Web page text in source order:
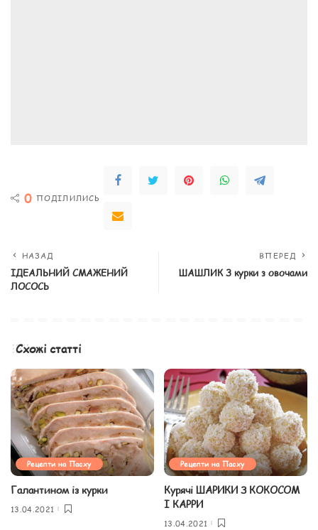
0 ПОДІЛИЛИСЬ
НАЗАД
ІДЕАЛЬНИЙ СМАЖЕНИЙ
ЛОСОСЬ
ВПЕРЕД
ШАШЛИК З курки з овочами
Схожі статті
Рецепти на Пасху
Галантином із курки
13.04.2021
Рецепти на Пасху
Курячі ШАРИКИ З КОКОСОМ
І КАРРИ
13.04.2021